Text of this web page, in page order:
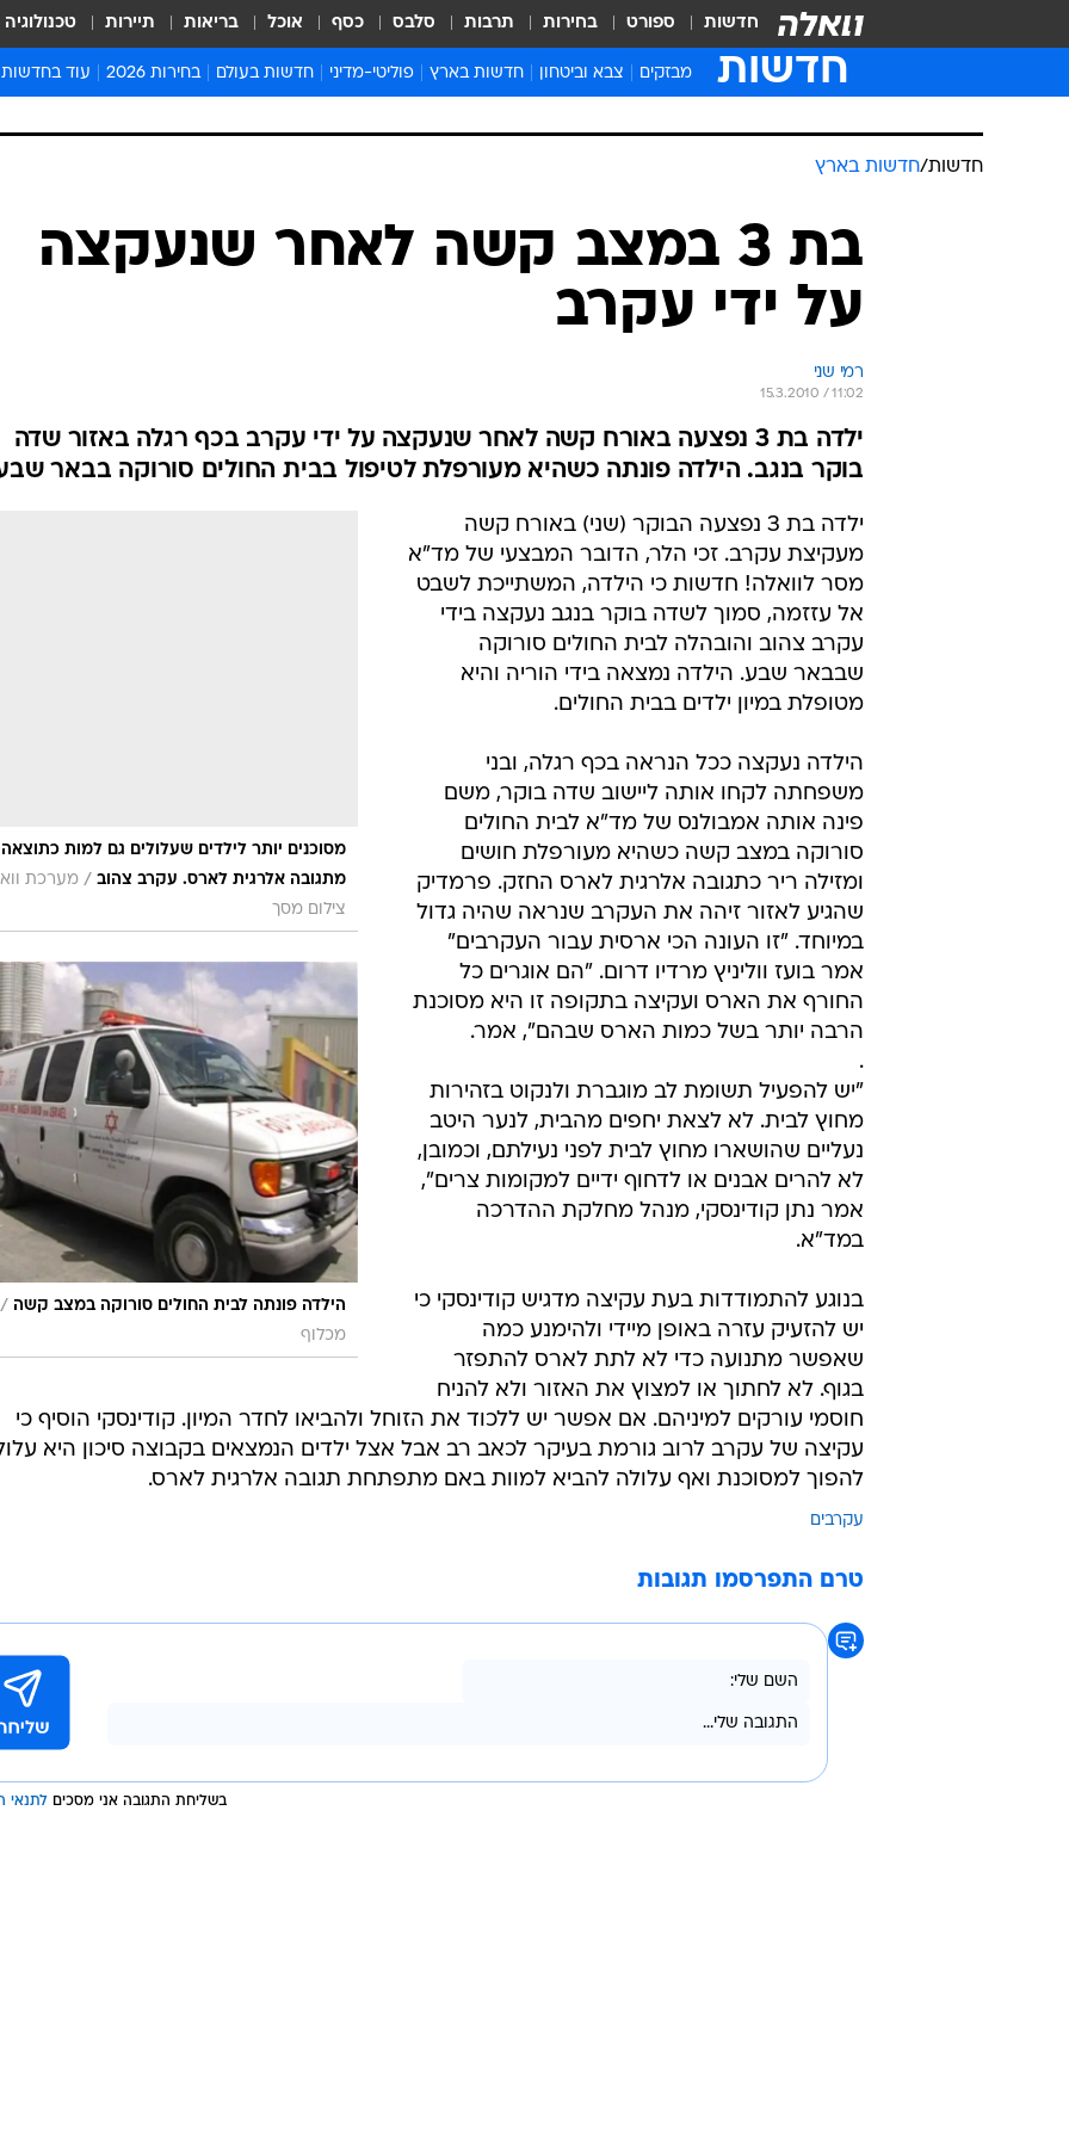
חדשות ספורט בחירות תרבות סלבס כסף אוכל בריאות תיירות טכנולוגיה
חדשות מבזקים צבא וביטחון חדשות בארץ
בריאות
פוליטי-מדיני חדשות בעולם בחירות 2026 עוד בחדשות
מדע וסביבה
לוח שנה
חדשות יהדות
חדשות/חדשות בארץ
בת 3 במצב קשה לאחר שנעקצה
על ידי עקרב
רמי שני
15.3.2010 / 11:02
ילדה בת 3 נפצעה באורח קשה לאחר שנעקצה על ידי עקרב בכף רגלה באזור שדה
בוקר בנגב. הילדה פונתה כשהיא מעורפלת לטיפול בבית החולים סורוקה בבאר
מסוכנים יותר לילדים שעלולים גם למות כתוצאה
מתגובה אלרגית לארס. עקרב צהוב / מערכת
צילום מסך
הילדה פונתה לבית החולים סורוקה במצב קשה /
מכלוף
ילדה בת 3 נפצעה הבוקר (שני) באורח קשה
מעקיצת עקרב. זכי הלר, הדובר המבצעי של מד"א
מסר לוואלה! חדשות כי הילדה, המשתייכת לשבט
אל עזזמה, סמוך לשדה בוקר בנגב נעקצה בידי
עקרב צהוב והובהלה לבית החולים סורוקה
שבבאר שבע. הילדה נמצאה בידי הוריה והיא
מטופלת במיון ילדים בבית החולים.
הילדה נעקצה ככל הנראה בכף רגלה, ובני
משפחתה לקחו אותה ליישוב שדה בוקר, משם
פינה אותה אמבולנס של מד"א לבית החולים
סורוקה במצב קשה כשהיא מעורפלת חושים
ומזילה ריר כתגובה אלרגית לארס החזק. פרמדיק
שהגיע לאזור זיהה את העקרב שנראה שהיה גדול
במיוחד. "זו העונה הכי ארסית עבור העקרבים"
אמר בועז ווליניץ מרדיו דרום. "הם אוגרים כל
החורף את הארס ועקיצה בתקופה זו היא מסוכנת
הרבה יותר בשל כמות הארס שבהם", אמר.
.
"יש להפעיל תשומת לב מוגברת ולנקוט בזהירות
מחוץ לבית. לא לצאת יחפים מהבית, לנער היטב
נעליים שהושארו מחוץ לבית לפני נעילתם, וכמובן,
לא להרים אבנים או לדחוף ידיים למקומות צרים",
אמר נתן קודינסקי, מנהל מחלקת ההדרכה
במד"א.
בנוגע להתמודדות בעת עקיצה מדגיש קודינסקי כי
יש להזעיק עזרה באופן מיידי ולהימנע כמה
שאפשר מתנועה כדי לא לתת לארס להתפזר
בגוף. לא לחתוך או למצוץ את האזור ולא להניח
חוסמי עורקים למיניהם. אם אפשר יש ללכוד את הזוחל ולהביאו לחדר המיון. קודינסקי הוסיף כי
עקיצה של עקרב לרוב גורמת בעיקר לכאב רב אבל אצל ילדים הנמצאים בקבוצה סיכון היא
להפוך למסוכנת ואף עלולה להביא למוות באם מתפתחת תגובה אלרגית לארס.
עקרבים
טרם התפרסמו תגובות
בשליחת התגובה אני מסכים לתנאי